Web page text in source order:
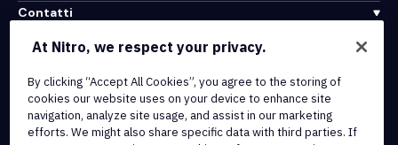
Contatti
Integrazioni e connettività API
Termini di servizio
Politica sui cookie
Politica sul copyright
At Nitro, we respect your privacy.
By clicking “Accept All Cookies”, you agree to the storing of
cookies our website uses on your device to enhance site
navigation, analyze site usage, and assist in our marketing
efforts. We might also share specific data with third parties. If